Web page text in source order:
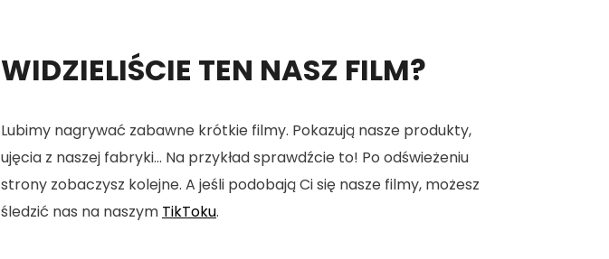
WIDZIELIŚCIE TEN NASZ FILM?
Lubimy nagrywać zabawne krótkie filmy. Pokazują nasze produkty,
ujęcia z naszej fabryki... Na przykład sprawdźcie to! Po odświeżeniu
strony zobaczysz kolejne. A jeśli podobają Ci się nasze filmy, możesz
śledzić nas na naszym TikToku.